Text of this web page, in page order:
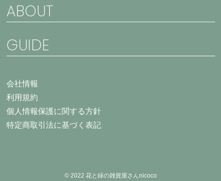
ABOUT
GUIDE
会社情報
利用規約
個人情報保護に関する方針
特定商取引法に基づく表記
© 2022 花と緑の雑貨屋さんnicoco